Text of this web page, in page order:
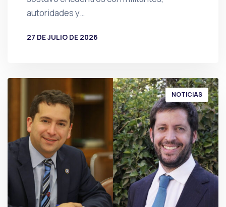
autoridades y…
27 DE JULIO DE 2026
NOTICIAS